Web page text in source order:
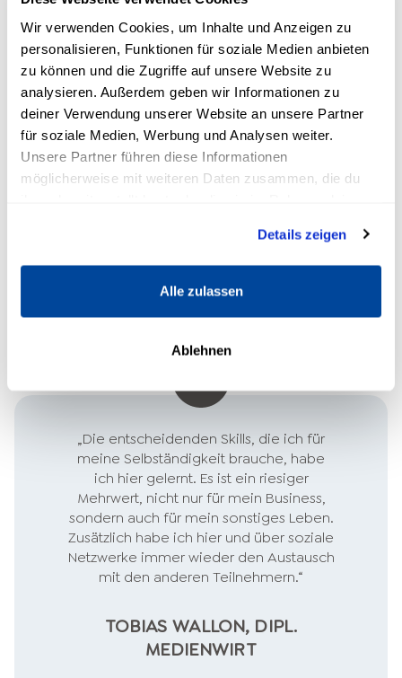
Wir verwenden Cookies, um Inhalte und Anzeigen zu
personalisieren, Funktionen für soziale Medien anbieten
zu können und die Zugriffe auf unsere Website zu
analysieren. Außerdem geben wir Informationen zu
deiner Verwendung unserer Website an unsere Partner
für soziale Medien, Werbung und Analysen weiter.
Unsere Partner führen diese Informationen
möglicherweise mit weiteren Daten zusammen, die du
Details zeigen
Alle zulassen
Ablehnen
DIR an! Perfekt für Gründer und
Unternehmer, die nach neuen Ideen
suchen oder einfach besser werden
wollen!"
PHILIPP PAGELS, INGENIEUR
„Die entscheidenden Skills, die ich für
meine Selbständigkeit brauche, habe
ich hier gelernt. Es ist ein riesiger
Mehrwert, nicht nur für mein Business,
sondern auch für mein sonstiges Leben.
Zusätzlich habe ich hier und über soziale
Netzwerke immer wieder den Austausch
mit den anderen Teilnehmern.“
TOBIAS WALLON, DIPL.
MEDIENWIRT